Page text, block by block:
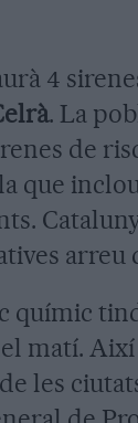
4
. La
de
que
arreu
químic
matí.
les